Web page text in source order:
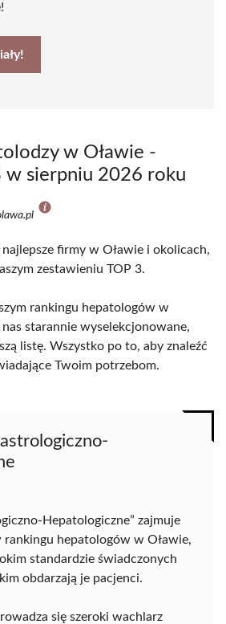
w Oławie -
w sierpniu 2026 roku
firmy w Oławie i okolicach,
zestawieniu TOP 3.
rankingu hepatologów w
nas starannie wyselekcjonowane,
listę. Wszystko po to, aby znaleźć
Twoim potrzebom.
Hepatologiczne” zajmuje
rankingu hepatologów w Oławie,
standardzie świadczonych
obdarzają je pacjenci.
się szeroki wachlarz